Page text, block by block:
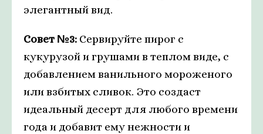
элегантный вид.
Совет №3: Сервируйте пирог с
кукурузой и грушами в теплом виде, с
добавлением ванильного мороженого
или взбитых сливок. Это создаст
идеальный десерт для любого времени
года и добавит ему нежности и